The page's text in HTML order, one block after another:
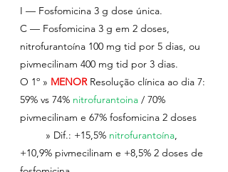
I — Fosfomicina 3 g dose única.
C — Fosfomicina 3 g em 2 doses,
nitrofurantoína 100 mg tid por 5 dias, ou
pivmecilinam 400 mg tid por 3 dias.
O 1º » MENOR Resolução clínica ao dia 7:
59% vs 74% nitrofurantoina / 70%
pivmecilinam e 67% fosfomicina 2 doses
» Dif.: +15,5% nitrofurantoína
+10,9% pivmecilinam e +8,5% 2 doses de